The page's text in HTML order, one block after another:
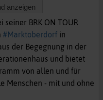
seiner BRK ON TOUR
#Marktoberdorfin
der Begegnung in der
und bietet
von allen und für
Menschen - mit und ohne